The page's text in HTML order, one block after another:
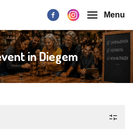
Menu
in Diegem